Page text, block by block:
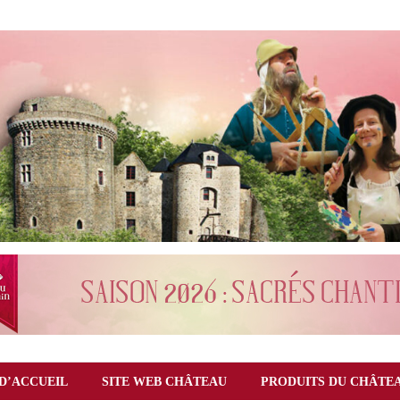
SITE WEB CHÂTEAU PRODUITS DU